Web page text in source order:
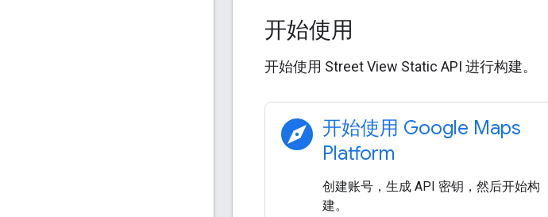
开始使用
开始使用 Street View Static API 进行构建。
explore 开始使用 Google Maps
Platform
创建账号，生成 API 密钥，然后开始构
建。